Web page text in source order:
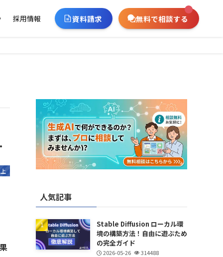
採用情報 資料請求 無料で相談する
人気記事
Stable Diffusion ローカル環
境の構築方法！自由に遊ぶため
の完全ガイド
2026-05-26 314488